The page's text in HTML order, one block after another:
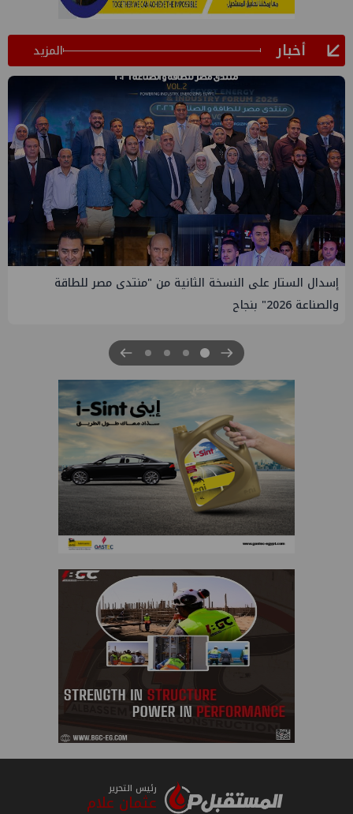
أخبار المزيد
إسدال الستار على النسخة الثانية من "منتدى مصر للطاقة
والصناعة 2026" بنجاح
رئيس التحرير
عثمان علام